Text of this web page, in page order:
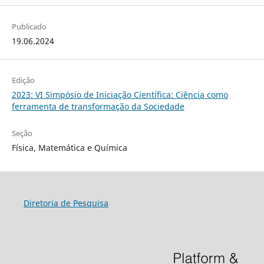
Publicado
19.06.2024
Edição
2023: VI Simpósio de Iniciação Científica: Ciência como
ferramenta de transformação da Sociedade
Seção
Física, Matemática e Química
Diretoria de Pesquisa